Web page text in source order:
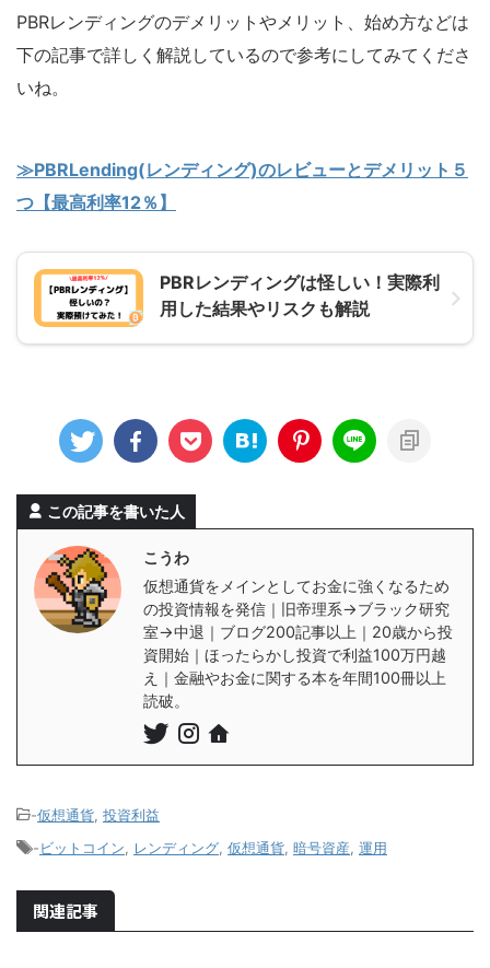
PBRレンディングのデメリットやメリット、始め方などは
下の記事で詳しく解説しているので参考にしてみてくださ
いね。
≫PBRLending(レンディング)のレビューとデメリット５
つ【最高利率12％】
PBRレンディングは怪しい！実際利
用した結果やリスクも解説
この記事を書いた人
こうわ
仮想通貨をメインとしてお金に強くなるため
の投資情報を発信｜旧帝理系→ブラック研究
室→中退｜ブログ200記事以上｜20歳から投
資開始｜ほったらかし投資で利益100万円越
え｜金融やお金に関する本を年間100冊以上
読破。
-仮想通貨 投資利益
-ビットコイン レンディング 仮想通貨 暗号資産 運用
関連記事